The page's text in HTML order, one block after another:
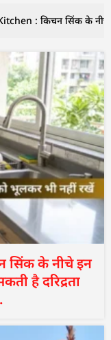
: किचन सिंक के नीचे
सिंक के नीचे इन
है दरिद्रता